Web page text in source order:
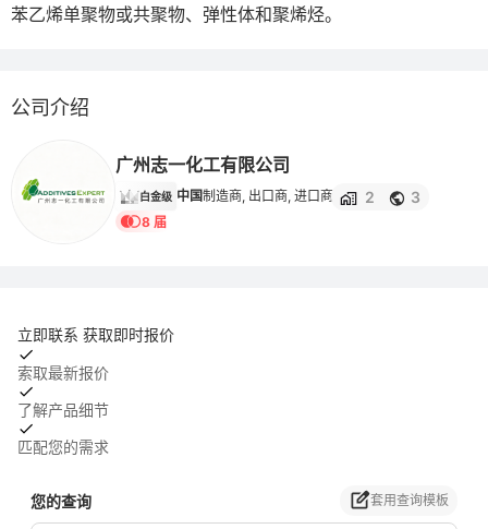
苯乙烯单聚物或共聚物、弹性体和聚烯烃。
公司介绍
广州志一化工有限公司
白金级 中国制造商, 出口商, 进口商 2 3
8 届
立即联系 获取即时报价
索取最新报价
了解产品细节
匹配您的需求
您的查询 套用查询模板